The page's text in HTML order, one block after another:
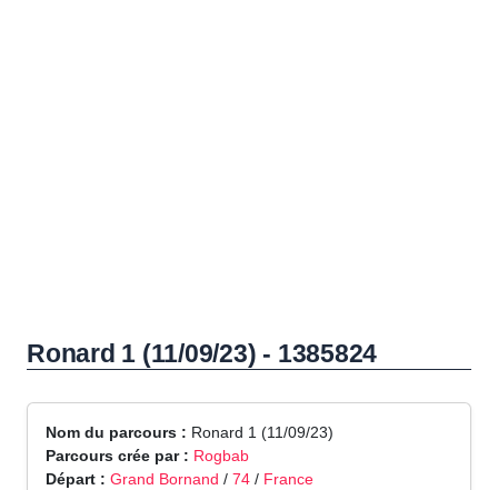
Ronard 1 (11/09/23) - 1385824
Nom du parcours : Ronard 1 (11/09/23)
Parcours crée par : Rogbab
Départ : Grand Bornand / 74 / France